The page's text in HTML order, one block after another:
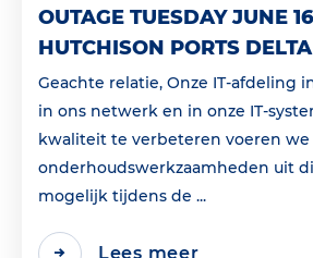
OUTAGE TUESDAY JUNE
HUTCHISON PORTS
Geachte relatie, Onze IT-afdeling
in ons netwerk en in onze IT-
kwaliteit te verbeteren voeren we
onderhoudswerkzaamheden uit
mogelijk tijdens de ...
Lees meer